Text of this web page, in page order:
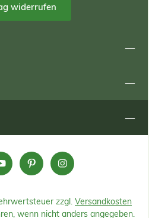
widerrufen
zzgl. Versandkosten
wenn nicht anders angegeben.